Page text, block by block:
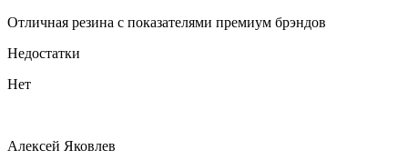
Отличная резина с показателями премиум брэндов
Недостатки
Нет
Алексей Яковлев